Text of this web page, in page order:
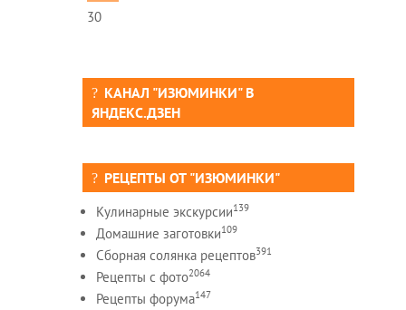
30
КАНАЛ "ИЗЮМИНКИ" В
ЯНДЕКС.ДЗЕН
РЕЦЕПТЫ ОТ "ИЗЮМИНКИ"
Кулинарные экскурсии139
Домашние заготовки109
Сборная солянка рецептов391
Рецепты c фото2064
Рецепты форума147